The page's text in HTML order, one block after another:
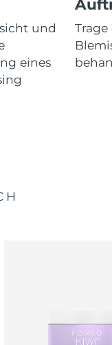
und
eines
Trage